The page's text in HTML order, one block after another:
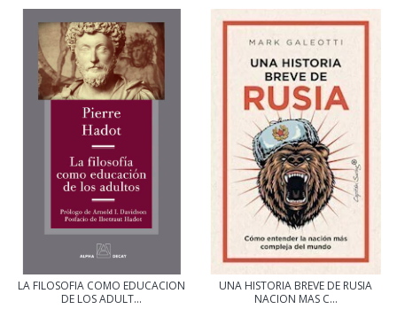
LA FILOSOFIA COMO EDUCACION
DE LOS ADULT...
UNA HISTORIA BREVE DE RUSIA
NACION MAS C...